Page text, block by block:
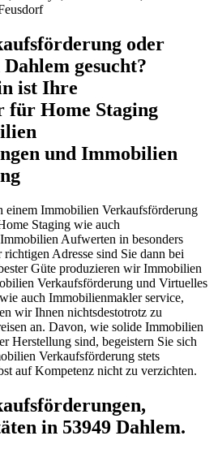
oder
gesucht?
ist Ihre
für Home Staging
und Immobilien
einem Immobilien Verkaufsförderung
Staging wie auch
Aufwerten in besonders
Adresse sind Sie dann bei
Güte produzieren wir Immobilien
Verkaufsförderung und Virtuelles
auch Immobilienmakler service,
wir Ihnen nichtsdestotrotz zu
an. Davon, wie solide Immobilien
Herstellung sind, begeistern Sie sich
Verkaufsförderung stets
auf Kompetenz nicht zu verzichten.
in 53949 Dahlem.